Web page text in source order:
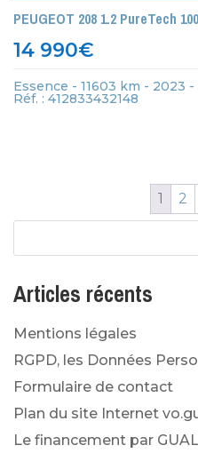
PEUGEOT 208 1.2 PureTech
14 990€
Essence - 11603 km - 2023
Réf. : 412833432148
1 2
Articles récents
Mentions légales
RGPD, les Données
Formulaire de contact
Plan du site Internet
Le financement par